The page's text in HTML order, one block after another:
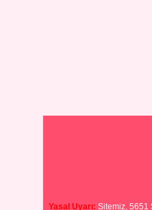
Yasal Uyarı: Sitemiz, 5651